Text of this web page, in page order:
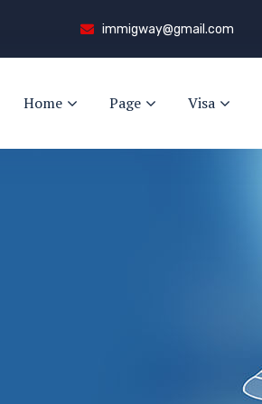
immigway@gmail.com
Home Page Visa